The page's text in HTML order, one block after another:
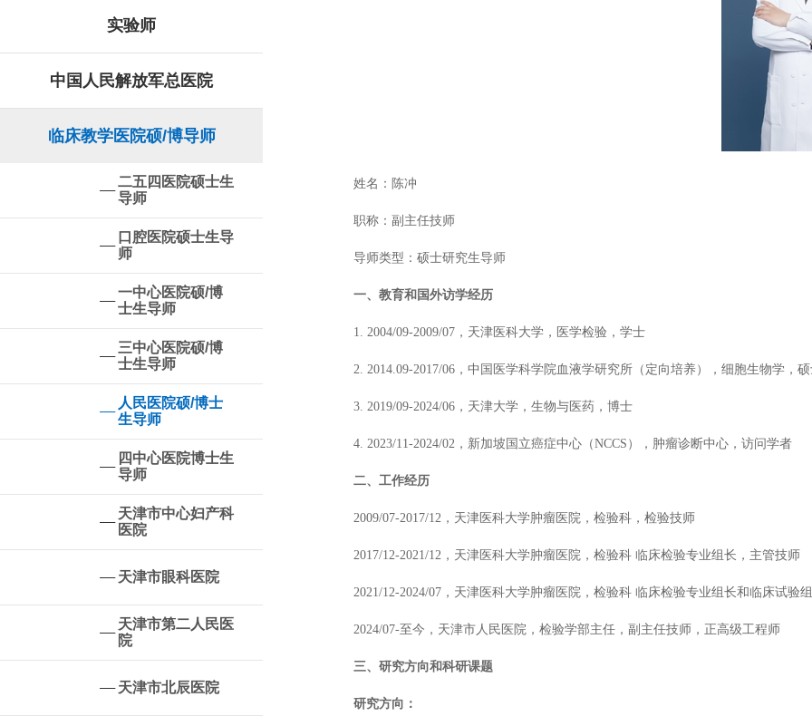
实验师
中国人民解放军总医院
临床教学医院硕/博导师
二五四医院硕士生
导师
口腔医院硕士生导
师
一中心医院硕/博
士生导师
三中心医院硕/博
士生导师
人民医院硕/博士
生导师
四中心医院博士生
导师
天津市中心妇产科
医院
天津市眼科医院
天津市第二人民医
院
天津市北辰医院
姓名：陈冲
职称：副主任技师
导师类型：硕士研究生导师
一、教育和国外访学经历
1. 2004/09-2009/07，天津医科大学，医学检验，学士
2. 2014.09-2017/06，中国医学科学院血液学研究所（定向培养），细胞生物学，
3. 2019/09-2024/06，天津大学，生物与医药，博士
4. 2023/11-2024/02，新加坡国立癌症中心（NCCS），肿瘤诊断中心，访问学者
二、工作经历
2009/07-2017/12，天津医科大学肿瘤医院，检验科，检验技师
2017/12-2021/12，天津医科大学肿瘤医院，检验科 临床检验专业组长，主管技师
2021/12-2024/07，天津医科大学肿瘤医院，检验科 临床检验专业组长和临床试验
2024/07-至今，天津市人民医院，检验学部主任，副主任技师，正高级工程师
三、研究方向和科研课题
研究方向：